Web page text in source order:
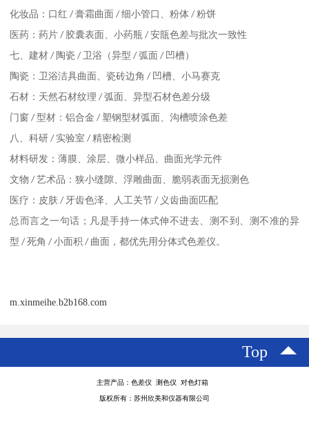
化妆品：口红 /膏霜曲面/细小管口、粉体/粉饼
医药：药片 / 胶囊表面、小药瓶/安瓿色差与批次一致性
七、建材 / 陶瓷/卫浴（异型/弧面/ 凹槽）
陶瓷：卫浴洁具曲面、瓷砖边角 / 凹槽、小马赛克
石材：天然石材纹理 /弧面、异型石材色差分级
门窗 /型材：铝合金/ 塑钢型材弧面、沟槽喷涂色差
八、科研 / 实验室/精密检测
材料研发：薄膜、涂层、微小样品、曲面光学元件
文物 / 艺术品：狭小缝隙、浮雕曲面、脆弱表面无损测色
医疗：皮肤 / 牙齿色泽、人工关节/ 义齿曲面匹配
总而言之一句话 ； 凡是手持一体式伸不进去、测不到、测不准的异
型 /死角/小面积/ 曲面，都优先用分体式色差仪。
m.xinmeihe.b2b168.com
Top
主营产品：色差仪 测色仪 对色灯箱
版权所有：苏州欣美和仪器有限公司